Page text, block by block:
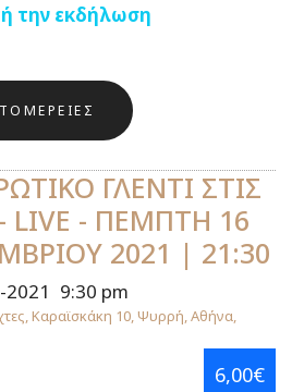
την εκδήλωση
ΓΛΕΝΤΙ ΣΤΙΣ
LIVE - ΠΕΜΠΤΗ 16
2021 | 21:30
2021 9:30 pm
Καραϊσκάκη 10, Ψυρρή, Αθήνα,
6,00€